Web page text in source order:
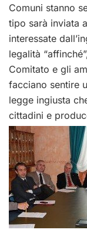
Comuni stanno
tipo sarà inviata
interessate
legalità
Comitato e gli
facciano sentire
legge ingiusta
cittadini e